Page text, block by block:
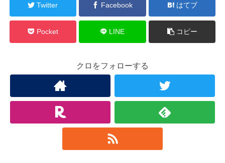
Twitter Facebook はてブ
Pocket LINE コピー
クロをフォローする